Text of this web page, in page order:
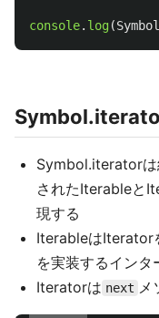
console. log(Symbol
Symbol.iteratorは
されたIterableと
現する
IterableはIterator
を実装するインタ
Iteratorは next メ